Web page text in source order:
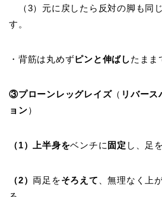
（3）元に戻したら反対の脚も同
す。
・背筋は丸めずピンと伸ばしたまま
③プローンレッグレイズ（ リバース
ョン）
（1）上半身をベンチに 固定 し、足を
（2） 両足をそろえて 、無理なく上